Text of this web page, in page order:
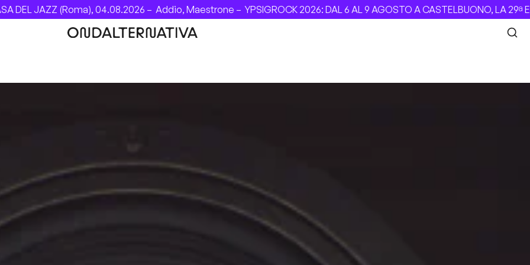
JAZZ (Roma), 04.08.2026 –Addio, Maestrone –YPSIGROCK 2026: DAL 6 AL 9 AGOSTO A CASTELBUONO, LA 29ª